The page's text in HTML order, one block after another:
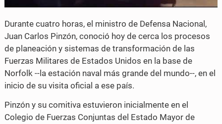
Durante cuatro horas, el ministro de Defensa Nacional,
Juan Carlos Pinzón, conoció hoy de cerca los procesos
de planeación y sistemas de transformación de las
Fuerzas Militares de Estados Unidos en la base de
Norfolk --la estación naval más grande del mundo--, en el
inicio de su visita oficial a ese país.
Pinzón y su comitiva estuvieron inicialmente en el
Colegio de Fuerzas Conjuntas del Estado Mayor de